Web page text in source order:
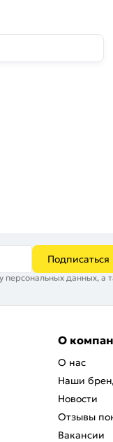
Подписаться
данных, а
О
О нас
Наши
Новости
Отзывы
Вакансии